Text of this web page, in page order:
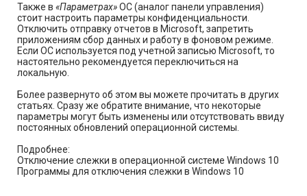
Также в «Параметрах»ОС (аналог панели управления)
стоит настроить параметры конфиденциальности.
Отключить отправку отчетов в Microsoft, запретить
приложениям сбор данных и работу в фоновом режиме.
Если ОС используется под учетной записью Microsoft, то
настоятельно рекомендуется переключиться на
локальную.
Более развернуто об этом вы можете прочитать в других
статьях. Сразу же обратите внимание, что некоторые
параметры могут быть изменены или отсутствовать ввиду
постоянных обновлений операционной системы.
Подробнее:
Отключение слежки в операционной системе Windows 10
Программы для отключения слежки в Windows 10